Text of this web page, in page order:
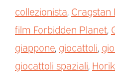
collezionista Cragstan
film Forbidden Planet
giappone giocattoli
giocattoli spaziali